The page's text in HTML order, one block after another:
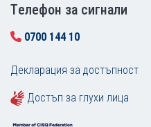
Tелефон за сигнали
0700 144 10
Декларация за достъпност
Достъп за глухи лица